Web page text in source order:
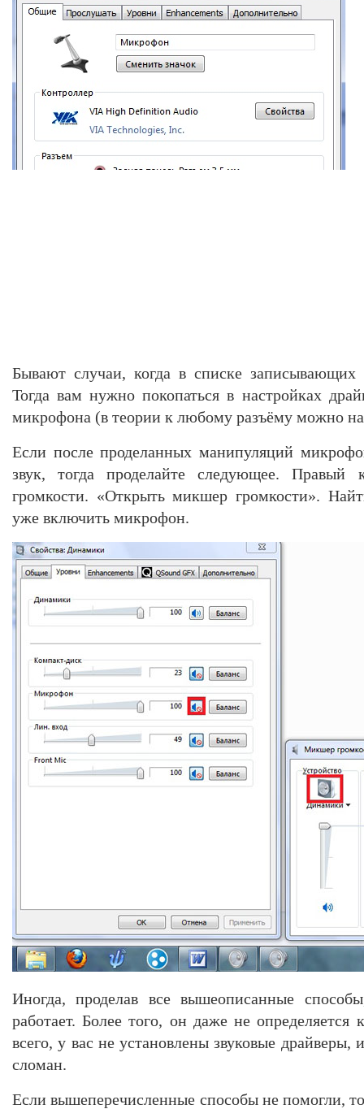
Бывают случаи, когда в списке записывающих
Тогда вам нужно покопаться в настройках
микрофона (в теории к любому разъёму можно
Если после проделанных манипуляций
звук, тогда проделайте следующее.
громкости. «Открыть микшер громкости».
уже включить микрофон.
Иногда, проделав все вышеописанные
работает. Более того, он даже не определяется
всего, у вас не установлены звуковые
сломан.
Если вышеперечисленные способы не помогли,